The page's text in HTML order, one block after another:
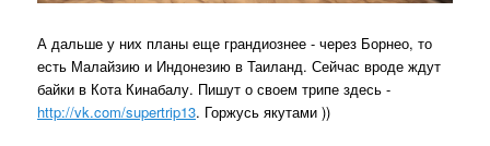
А дальше у них планы еще грандиознее - через Борнео, то
есть Малайзию и Индонезию в Таиланд. Сейчас вроде ждут
байки в Кота Кинабалу. Пишут о своем трипе здесь -
http://vk.com/supertrip13. Горжусь якутами ))